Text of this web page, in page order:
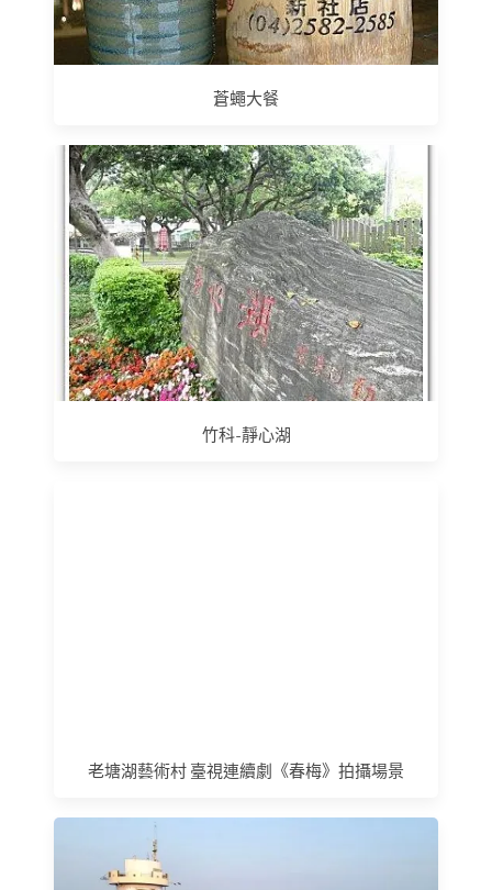
蒼蠅大餐
竹科-靜心湖
老塘湖藝術村 臺視連續劇《春梅》拍攝場景